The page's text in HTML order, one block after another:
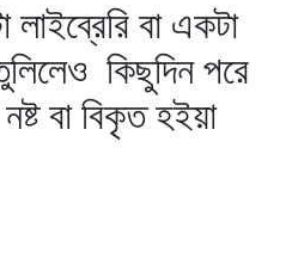
লাইব্রেরি বা একটা
কিছুদিন পরে
বা বিকৃত হইয়া